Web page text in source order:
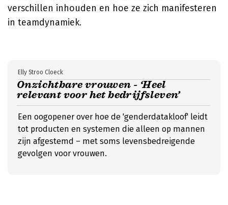
verschillen inhouden en hoe ze zich manifesteren
in teamdynamiek.
Onzichtbare vrouwen - ‘Heel
relevant voor het bedrijfsleven’
Elly Stroo Cloeck
Een oogopener over hoe de 'genderdatakloof' leidt
tot producten en systemen die alleen op mannen
zijn afgestemd – met soms levensbedreigende
gevolgen voor vrouwen.